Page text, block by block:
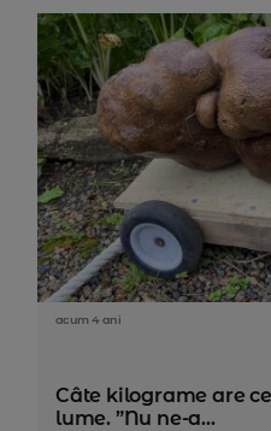
acum 4 ani
Câte kilograme are
lume. ”Nu ne-a...